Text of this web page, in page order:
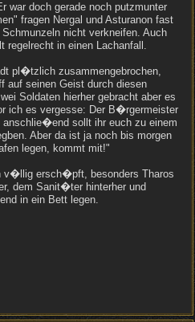
war doch gerade noch putzmunter
fragen Nergal und Asturanon fast
nicht verkneifen. Auch
in einen Lachanfall.
pl�tzlich zusammengebrochen,
auf seinen Geist durch diesen
Soldaten hierher gebracht aber es
ich es vergesse: Der B�rgermeister
sollt ihr euch zu einem
Aber da ist ja noch bis morgen
legen, kommt mit!"
v�llig ersch�pft, besonders Tharos
dem Sanit�ter hinterher und
in ein Bett legen.